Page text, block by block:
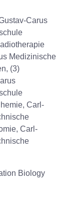
Carus
Medizinische
(3)
Carl-
Carl-
Biology